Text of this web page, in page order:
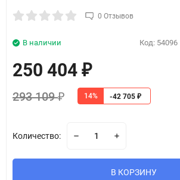
0 Отзывов
В наличии Код: 54096
250 404 ₽
293 109₽ 14% -42 705 ₽
Количество:
В КОРЗИНУ